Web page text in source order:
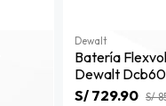
Dewalt
Batería
Dewalt
S/ 729.90 S/